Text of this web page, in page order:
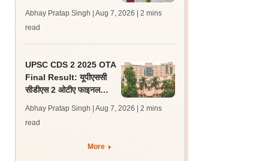
350 अभ्यर्थी चयनित
Abhay Pratap Singh | Aug 7, 2026
| 2 mins
read
UPSC CDS 2 2025 OTA
Final Result: यूपीएससी
सीडीएस 2 ओटीए फाइनल
जारी, 483 कैंडिडेट चयनित
Abhay Pratap Singh | Aug 7, 2026
| 2 mins
read
More